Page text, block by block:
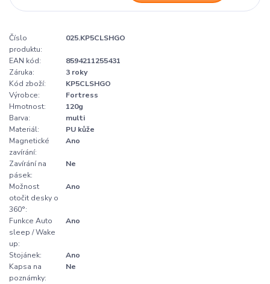
Číslo
produktu:
025.KP5CLSHGO
EAN kód:
8594211255431
Záruka:
3 roky
Kód zboží:
KP5CLSHGO
Výrobce:
Fortress
Hmotnost:
120g
Barva:
multi
Materiál:
PU kůže
Magnetické
zavírání:
Ano
Zavírání na
pásek:
Ne
Možnost
otočit desky o
360°:
Ano
Funkce Auto
sleep / Wake
up:
Ano
Stojánek:
Ano
Kapsa na
poznámky:
Ne